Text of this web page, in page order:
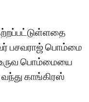
பசவராஜ் பொம்மை
உருவ பொம்மையை
காங்கிரஸ்